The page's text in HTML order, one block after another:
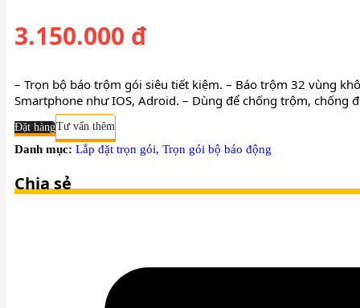
3.150.000 đ
– Trọn bộ báo trộm gói siêu tiết kiệm. – Báo trộm 32 vùng
Smartphone như IOS, Adroid. – Dùng để chống trộm, chống
Đặt hàngTư vấn thêm
Danh mục: Lắp đặt trọn gói, Trọn gói bộ báo động
Chia sẻ